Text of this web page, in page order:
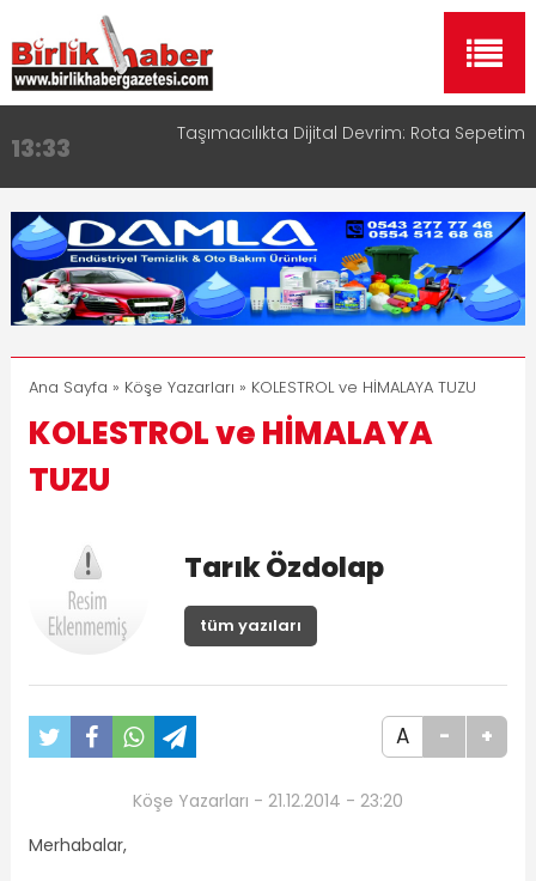
13:33 Taşımacılıkta Dijital Devrim: Rota Sepetim
17:15
Aksaray OSB Bölge Müdürü Makam Koltuğunu
Çocuklara Bıraktı
16:00
Aksaray Esnaf Rehberi ile Google ve Yapay Zeka
Aramalarında Öne Çıkın
8:23 Aksaray Esnaf Rehberi Hizmete Girdi
11:30
Birlikhaber.com Yayın Hayatına Başladı | Hızlı ve
Akıllı Haber Platformu
Ana Sayfa » Köşe Yazarları » KOLESTROL ve HİMALAYA TUZU
KOLESTROL ve HİMALAYA
TUZU
Tarık Özdolap
tüm yazıları
A - +
Köşe Yazarları - 21.12.2014 - 23:20
Merhabalar,